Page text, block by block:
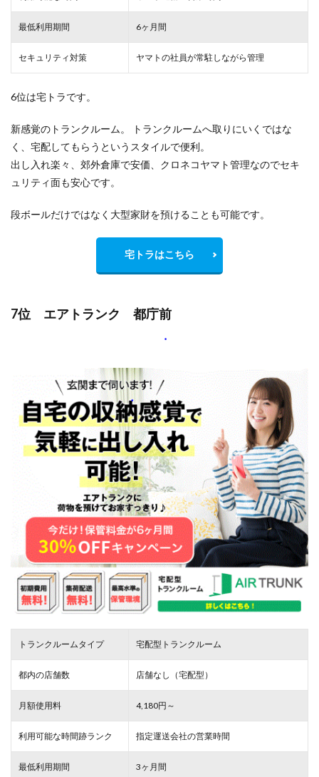
最低利用期間 6ヶ月間
セキュリティ対策 ヤマトの社員が常駐しながら管理
6位は宅トラです。
新感覚のトランクルーム。 トランクルームへ取りにいくではな
く、宅配してもらうというスタイルで便利。
出し入れ楽々、郊外倉庫で安価、クロネコヤマト管理なのでセキ
ュリティ面も安心です。
段ボールだけではなく大型家財を預けることも可能です。
宅トラはこちら
7位 エアトランク 都庁前
トランクルームタイプ 宅配型トランクルーム
都内の店舗数 店舗なし（宅配型）
月額使用料 4,180円～
利用可能な時間跡ランク 指定運送会社の営業時間
最低利用期間 3ヶ月間